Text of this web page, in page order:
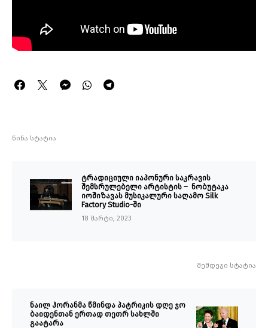
წინა სტატია
ტრადიციული იაპონური საკრავის
შემსრულებელი არტისტის – ნობუტაკა
იოშიზავას მუსიკალური საღამო Silk
Factory Studio-ში
18 მარტი, 2023
შემდეგი სტატია
ნაილ ჰორანმა წმინდა პატრიკის დღე ჯო
ბაიდენთან ერთად თეთრ სახლში
გაატარა